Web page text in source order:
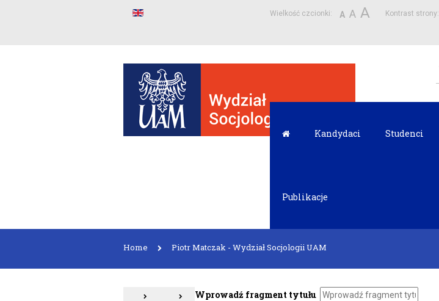
Wielkość czcionki: A A A Kontrast strony:
Kandydaci Studenci
Publikacje
Home Piotr Matczak - Wydział Socjologii UAM
Wprowadź fragment tytułu